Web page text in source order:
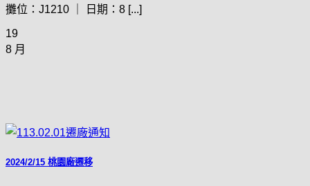
攤位：J1210 ｜ 日期：8 [...]
19
8 月
2024/2/15 桃園廠遷移